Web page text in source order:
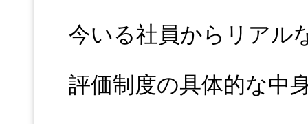
今いる社員からリアル
評価制度の具体的な中